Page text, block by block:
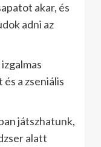
akar, és
adni az
a zseniális
játszhatunk,
alatt